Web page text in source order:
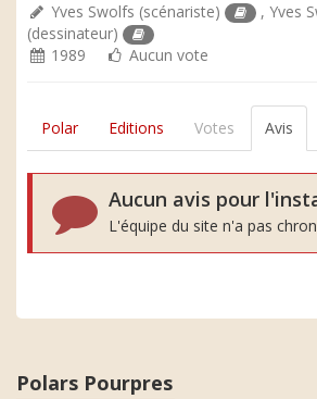
Yves Swolfs (scénariste) ,Yves
(dessinateur)
1989
Aucun vote
Polar Editions Votes Avis
Aucun avis pour
L'équipe du site n'a pas
Polars Pourpres